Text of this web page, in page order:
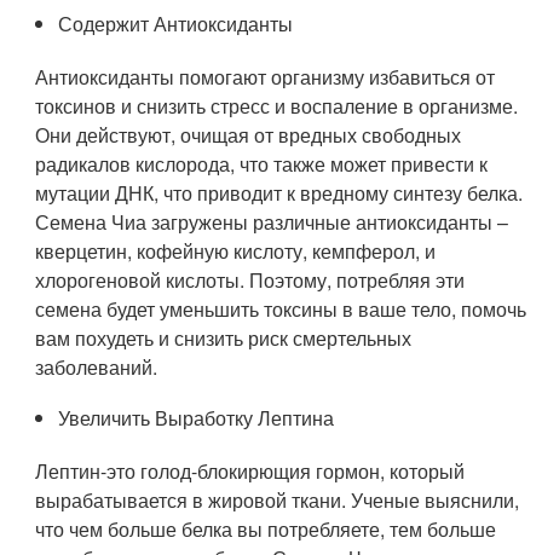
Содержит Антиоксиданты
Антиоксиданты помогают организму избавиться от
токсинов и снизить стресс и воспаление в организме.
Они действуют, очищая от вредных свободных
радикалов кислорода, что также может привести к
мутации ДНК, что приводит к вредному синтезу белка.
Семена Чиа загружены различные антиоксиданты –
кверцетин, кофейную кислоту, кемпферол, и
хлорогеновой кислоты. Поэтому, потребляя эти
семена будет уменьшить токсины в ваше тело, помочь
вам похудеть и снизить риск смертельных
заболеваний.
Увеличить Выработку Лептина
Лептин-это голод-блокирющия гормон, который
вырабатывается в жировой ткани. Ученые выяснили,
что чем больше белка вы потребляете, тем больше